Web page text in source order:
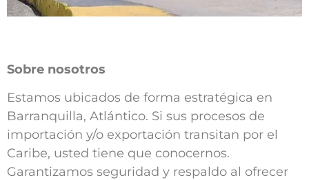
Sobre nosotros
Estamos ubicados de forma estratégica en
Barranquilla, Atlántico. Si sus procesos de
importación y/o exportación transitan por el
Caribe, usted tiene que conocernos.
Garantizamos seguridad y respaldo al ofrecer